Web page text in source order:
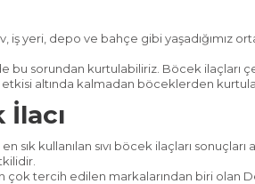
iş yeri, depo ve bahçe gibi yaşadığımız
bu sorundan kurtulabiliriz. Böcek ilaçları
altında kalmadan böceklerden
İlacı
sık kullanılan sıvı böcek ilaçları
çok tercih edilen markalarından biri olan